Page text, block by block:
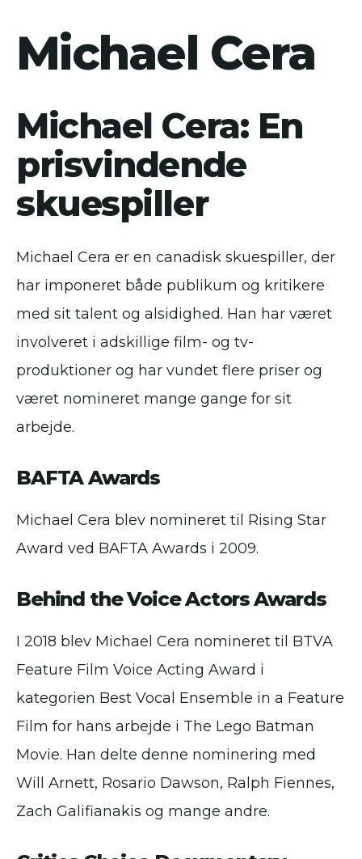
Michael Cera
Michael Cera: En
prisvindende
skuespiller
Michael Cera er en canadisk skuespiller, der
har imponeret både publikum og kritikere
med sit talent og alsidighed. Han har været
involveret i adskillige film- og tv-
produktioner og har vundet flere priser og
været nomineret mange gange for sit
arbejde.
BAFTA Awards
Michael Cera blev nomineret til Rising Star
Award ved BAFTA Awards i 2009.
Behind the Voice Actors Awards
I 2018 blev Michael Cera nomineret til BTVA
Feature Film Voice Acting Award i
kategorien Best Vocal Ensemble in a Feature
Film for hans arbejde i The Lego Batman
Movie. Han delte denne nominering med
Will Arnett, Rosario Dawson, Ralph Fiennes,
Zach Galifianakis og mange andre.